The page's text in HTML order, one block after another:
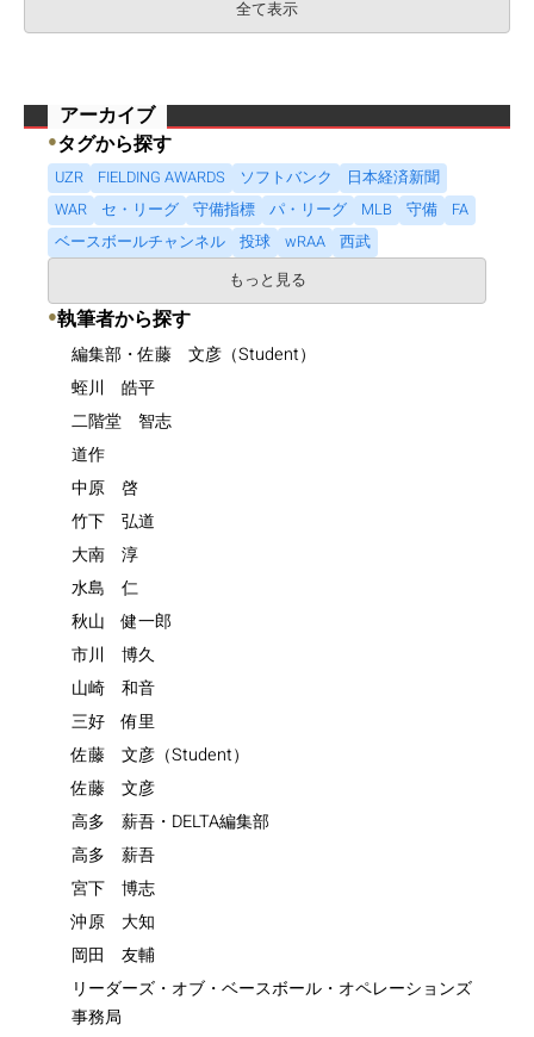
全て表示
アーカイブ
●タグから探す
UZR FIELDING AWARDS ソフトバンク
日本経済新聞
WAR
セ・リーグ 守備指標 パ・リーグ MLB 守備
FA
ベースボールチャンネル
投球 wRAA
西武
もっと見る
●執筆者から探す
編集部・佐藤 文彦（Student）
蛭川 皓平
二階堂 智志
道作
中原 啓
竹下 弘道
大南 淳
水島 仁
秋山 健一郎
市川 博久
山崎 和音
三好 侑里
佐藤 文彦（Student）
佐藤 文彦
高多 薪吾・DELTA編集部
高多 薪吾
宮下 博志
沖原 大知
岡田 友輔
リーダーズ・オブ・ベースボール・オペレーションズ
事務局